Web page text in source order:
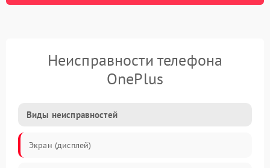
Неисправности телефона
OnePlus
Виды неисправностей
Экран (дисплей)